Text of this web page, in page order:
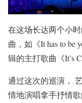
在这场长达两个小
曲，如《It has to be
辑的主打歌曲《It’s
通过这次的巡演，
情地演唱拿手抒情